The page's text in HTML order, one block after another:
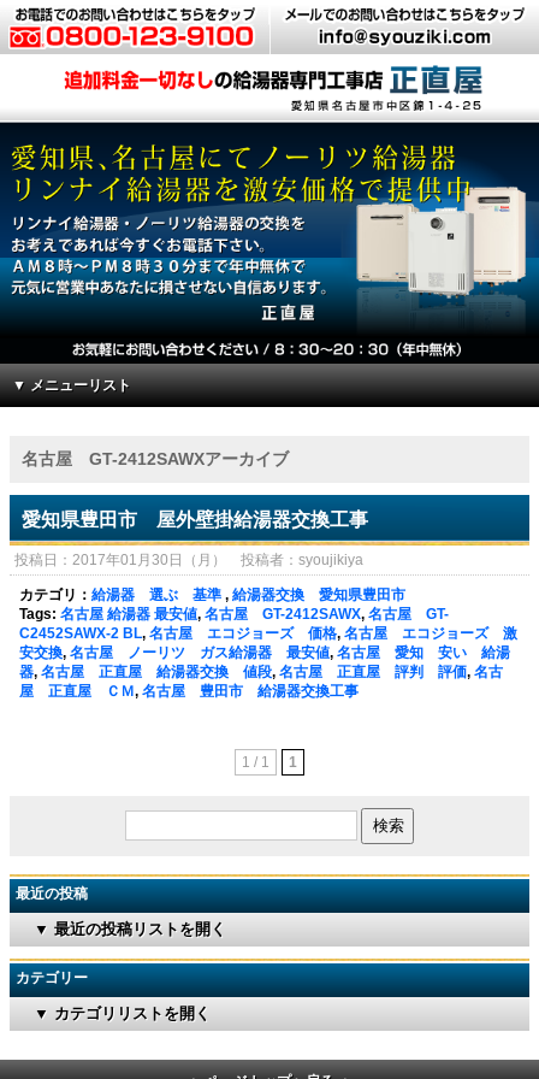
▼ メニューリスト
名古屋 GT-2412SAWXアーカイブ
愛知県豊田市 屋外壁掛給湯器交換工事
投稿日：2017年01月30日（月） 投稿者：syoujikiya
カテゴリ： 給湯器 選ぶ 基準, 給湯器交換 愛知県豊田市
Tags: 名古屋 給湯器 最安値, 名古屋 GT-2412SAWX, 名古屋 GT-
C2452SAWX-2 BL, 名古屋 エコジョーズ 価格, 名古屋 エコジョーズ 激
安交換, 名古屋 ノーリツ ガス給湯器 最安値, 名古屋 愛知 安い 給湯
器, 名古屋 正直屋 給湯器交換 値段, 名古屋 正直屋 評判 評価, 名古
屋 正直屋 ＣＭ, 名古屋 豊田市 給湯器交換工事
1 / 1 1
最近の投稿
▼ 最近の投稿リストを開く
カテゴリー
▼ カテゴリリストを開く